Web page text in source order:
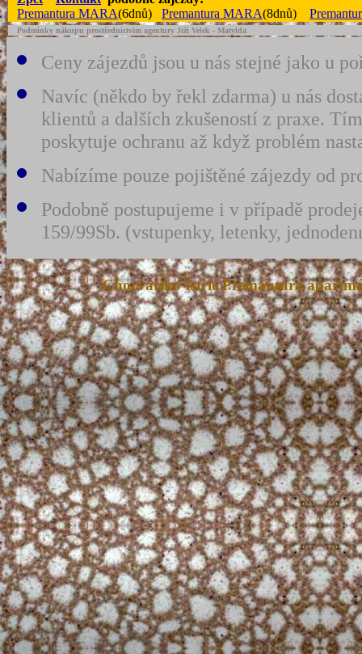
Premantura MARA(6dnů) Premantura MARA(8dnů)
Podmínky nákupu prostřednictvím agentury Jiží Velek - Matylda
Ceny zájezdů jsou u nás stejné jako u
Navíc (někdo by řekl zdarma) u nás
klientů a dalších zkušeností z praxe.
poskytuje ochranu až když problém
Nabízíme pouze pojištěné zájezdy od
Podobně postupujeme i v případě
159/99Sb. (vstupenky, letenky,
Chorvatsko Istrie Premantura